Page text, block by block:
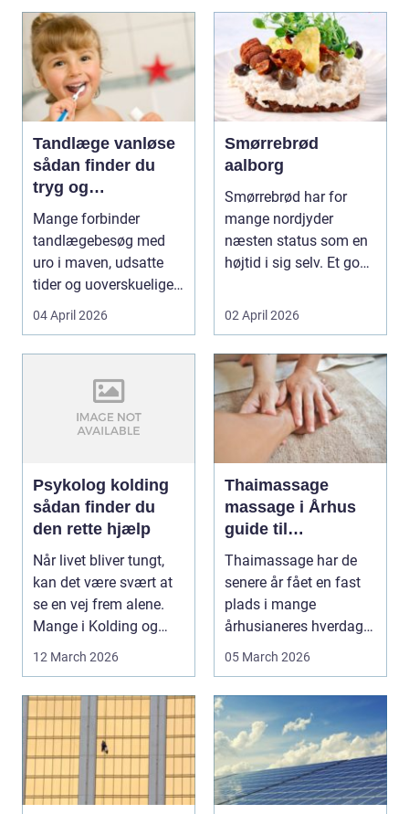
Tandlæge vanløse
sådan finder du
tryg og
professionel
tandpleje
Mange forbinder
tandlægebesøg med
uro i maven, udsatte
tider og uoverskuelige
priser. Samtidig ved d...
04 April 2026
Smørrebrød
aalborg
Smørrebrød har for
mange nordjyder
næsten status som en
højtid i sig selv. Et godt
02 April 2026
Psykolog kolding
sådan finder du
den rette hjælp
Når livet bliver tungt,
kan det være svært at
se en vej frem alene.
Mange i Kolding og
omegn søger p...
12 March 2026
Thaimassage
massage i Århus
guide til
afslapning,
smidighed og
bedre velvære
Thaimassage har de
senere år fået en fast
plads i mange
århusianeres hverdag.
Flere bruger den både
05 March 2026